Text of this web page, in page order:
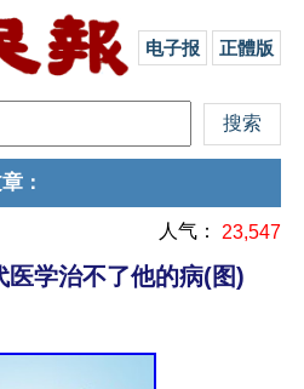
电子报 正體版
：
人气： 23,547
医学治不了他的病(图)